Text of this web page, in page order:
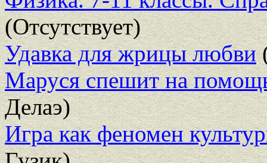
(Отсутствует)
Удавка для жрицы любви
Маруся спешит на
Делаэ)
Игра как феномен